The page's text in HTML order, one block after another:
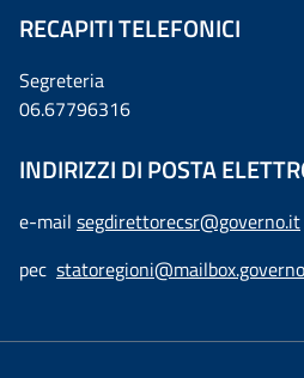
RECAPITI TELEFONICI
Segreteria
06.67796316
INDIRIZZI DI POSTA
e-mail segdirettorecsr@governo.it
pec